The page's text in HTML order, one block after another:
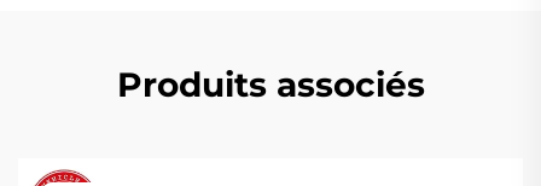
Produits associés